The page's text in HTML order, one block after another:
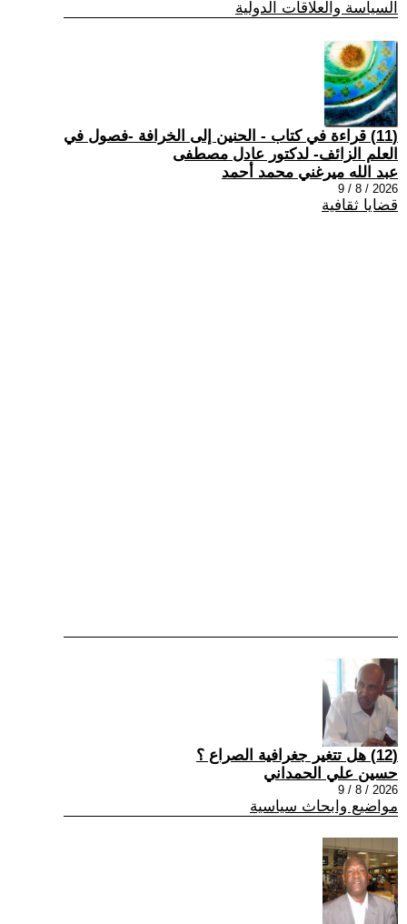
السياسة والعلاقات الدولية
(11) قراءة في كتاب - الحنين إلى الخرافة -فصول في
العلم الزائف- لدكتور عادل مصطفى
عبد الله ميرغني محمد أحمد
2026 / 8 / 9
قضايا ثقافية
(12) هل تتغير جغرافية الصراع ؟
حسين علي الحمداني
2026 / 8 / 9
مواضيع وابحاث سياسية